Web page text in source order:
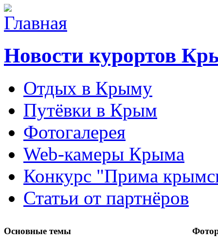
Новости курортов
Отдых в Крыму
Путёвки в Крым
Фотогалерея
Web-камеры Крыма
Конкурс "Прима
Статьи от партнёров
Основные темы